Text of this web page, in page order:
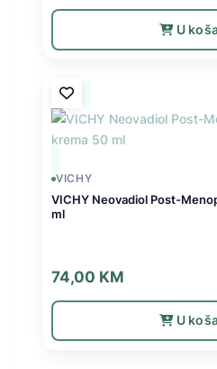
U
VICHY
VICHY Neovadiol Post-
ml
74,00 KM
U